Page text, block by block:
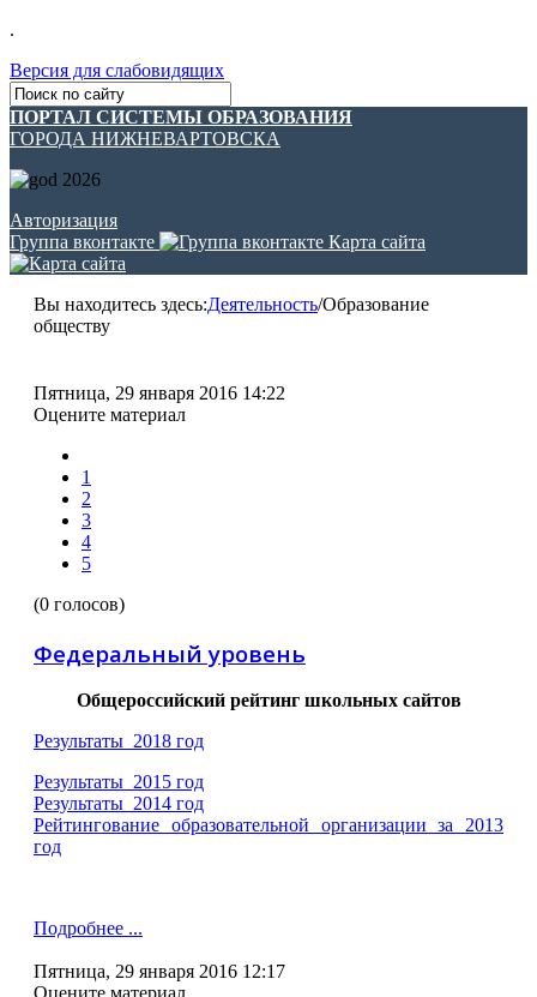
.
Версия для слабовидящих
ПОРТАЛ СИСТЕМЫ ОБРАЗОВАНИЯ
ГОРОДА НИЖНЕВАРТОВСКА
Авторизация
Группа вконтакте
Карта сайта
Вы находитесь здесь:Деятельность/Образование
обществу
Пятница, 29 января 2016 14:22
Оцените материал
1
2
3
4
5
(0 голосов)
Федеральный уровень
Общероссийский рейтинг школьных сайтов
Результаты 2018 год
Результаты 2015 год
Результаты 2014 год
Рейтингование образовательной организации за 2013
год
Подробнее ...
Пятница, 29 января 2016 12:17